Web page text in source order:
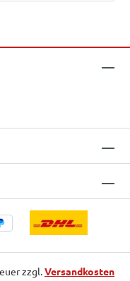
zzgl.Versandkosten